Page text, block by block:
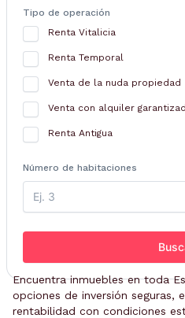
Tipo de operación
Renta Vitalicia
Renta Temporal
Venta de la nuda propiedad
Venta con alquiler
Renta Antigua
Número de habitaciones
Encuentra inmuebles en toda
opciones de inversión
rentabilidad con condiciones